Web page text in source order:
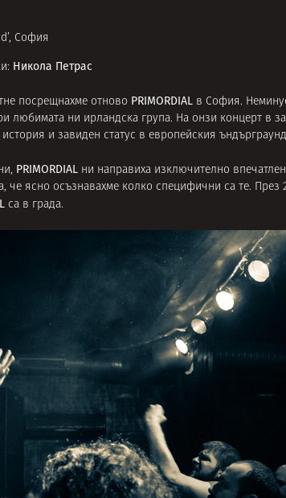
София
Никола Петрас
посрещнахме отново PRIMORDIAL в София.
любимата ни ирландска група. На онзи концерт в
и завиден статус в европейския
PRIMORDIAL ни направиха изключително
че ясно осъзнавахме колко специфични са те.
са в града.